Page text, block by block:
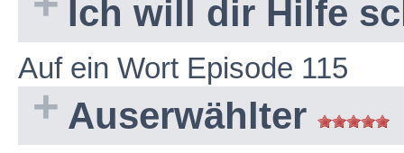
Ich will dir Hilfe
Auf ein Wort Episode 115
Auserwählter